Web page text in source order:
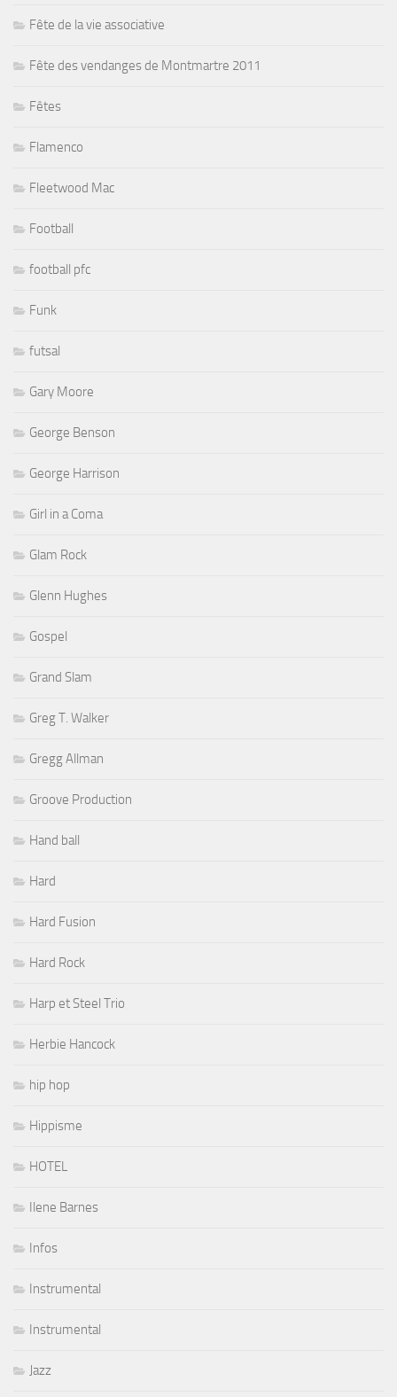
Fête de la vie associative
Fête des vendanges de Montmartre 2011
Fêtes
Flamenco
Fleetwood Mac
Football
football pfc
Funk
futsal
Gary Moore
George Benson
George Harrison
Girl in a Coma
Glam Rock
Glenn Hughes
Gospel
Grand Slam
Greg T. Walker
Gregg Allman
Groove Production
Hand ball
Hard
Hard Fusion
Hard Rock
Harp et Steel Trio
Herbie Hancock
hip hop
Hippisme
HOTEL
Ilene Barnes
Infos
Instrumental
Instrumental
Jazz